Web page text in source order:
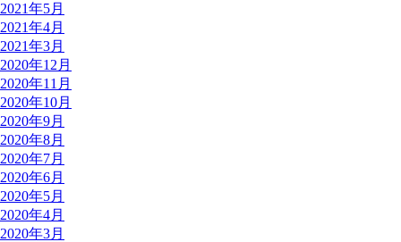
2021年5月
2021年4月
2021年3月
2020年12月
2020年11月
2020年10月
2020年9月
2020年8月
2020年7月
2020年6月
2020年5月
2020年4月
2020年3月